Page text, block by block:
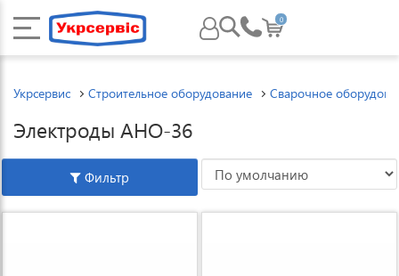
0
Укрсервис Строительное оборудование Сварочное
Электроды АНО-36
Фильтр